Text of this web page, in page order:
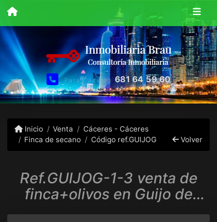
Para Caceres681 64 59 60
Inicio Venta
Cáceres - Cáceres
Finca de secano
Código ref.GUIJOG Volver
Ref.GUIJOG-1-3 venta de
finca+olivos en Guijo de
Galisteo